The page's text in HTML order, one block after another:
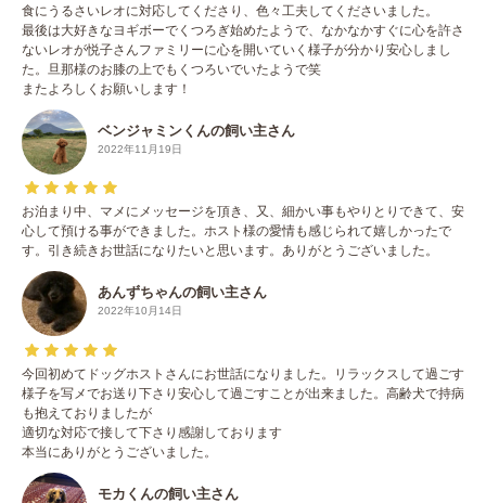
食にうるさいレオに対応してくださり、色々工夫してくださいました。
最後は大好きなヨギボーでくつろぎ始めたようで、なかなかすぐに心を許さ
ないレオが悦子さんファミリーに心を開いていく様子が分かり安心しまし
た。旦那様のお膝の上でもくつろいでいたようで笑
またよろしくお願いします！
ベンジャミンくんの飼い主さん
2022年11月19日
お泊まり中、マメにメッセージを頂き、又、細かい事もやりとりできて、安
心して預ける事ができました。ホスト様の愛情も感じられて嬉しかったで
す。引き続きお世話になりたいと思います。ありがとうございました。
あんずちゃんの飼い主さん
2022年10月14日
今回初めてドッグホストさんにお世話になりました。リラックスして過ごす
様子を写メでお送り下さり安心して過ごすことが出来ました。高齢犬で持病
も抱えておりましたが
適切な対応で接して下さり感謝しております
本当にありがとうございました。
モカくんの飼い主さん